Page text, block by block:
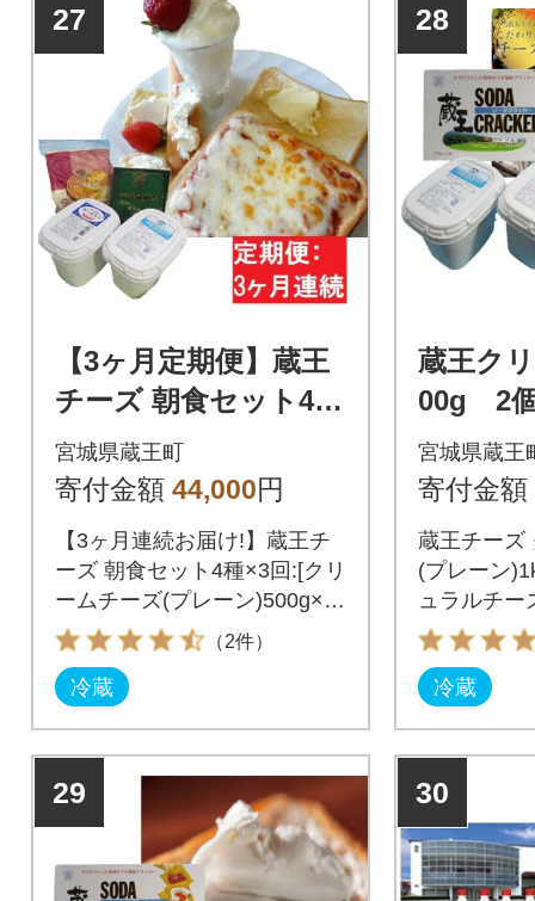
27
【3ヶ月定期便】蔵王
チーズ 朝食セット4
種/計1.35kg【04301-0
774】
宮城県蔵王町
寄付金額 44,000円
【3ヶ月連続お届け!】蔵王チ
ーズ 朝食セット4種×3回:[クリ
ームチーズ(プレーン)500g×
1、バター170g×1、シュレッ
ドチーズ(モッツァレラ&ゴー
ダ)180g×1、ヨーグルト(プレ
（2件）
冷蔵
28
蔵王ク
00g 2
セット
6】
宮城県蔵王
寄付金額
蔵王チーズ
(プレーン
ュラルチー
0g×1
冷蔵
29 30